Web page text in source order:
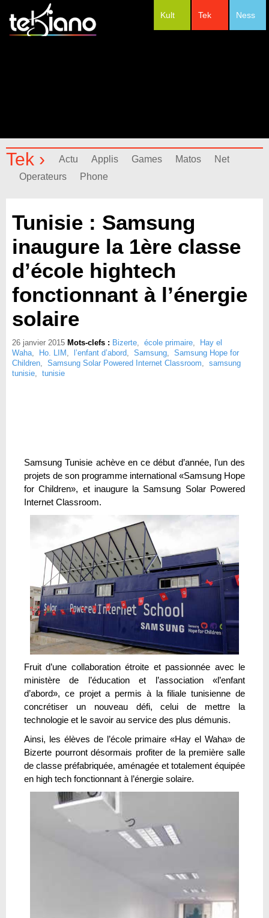
Ness
Tek
Kult
Tek › Actu Applis Games Matos
Net
Operateurs
Phone
Tunisie : Samsung
inaugure la 1ère classe
d’école hightech
fonctionnant à l’énergie
solaire
26 janvier 2015 Mots-clefs : Bizerte, école primaire,
Hay el
Waha, Ho. LIM , l’enfant d’abord, Samsung, Samsung Hope for
Children, Samsung Solar Powered Internet Classroom, samsung
tunisie, tunisie
Samsung Tunisie achève en ce début d’année, l’un des
projets de son programme international «Samsung Hope
for Children», et inaugure la Samsung Solar Powered
Internet Classroom.
Fruit d’une collaboration étroite et passionnée avec le
ministère de l’éducation et l’association «l’enfant
d’abord», ce projet a permis à la filiale tunisienne de
concrétiser un nouveau défi, celui de mettre la
technologie et le savoir au service des plus démunis.
Ainsi, les élèves de l’école primaire «Hay el Waha» de
Bizerte pourront désormais profiter de la première salle
de classe préfabriquée, aménagée et totalement équipée
en high tech fonctionnant à l’énergie solaire.